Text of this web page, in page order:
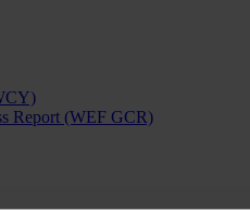
Report (WEF GCR)